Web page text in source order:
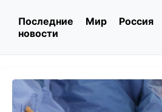
Последние
новости
Мир Россия